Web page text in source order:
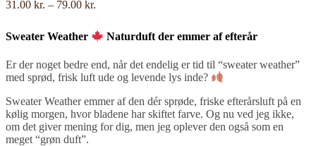
31.00 kr. – 79.00 kr.
til
79.00 kr.
Sweater Weather Naturduft der emmer af efterår
Er der noget bedre end, når det endelig er tid til “sweater weather”
med sprød, frisk luft ude og levende lys inde?
Sweater Weather emmer af den dér sprøde, friske efterårsluft på en
kølig morgen, hvor bladene har skiftet farve. Og nu ved jeg ikke,
om det giver mening for dig, men jeg oplever den også som en
meget “grøn duft”.